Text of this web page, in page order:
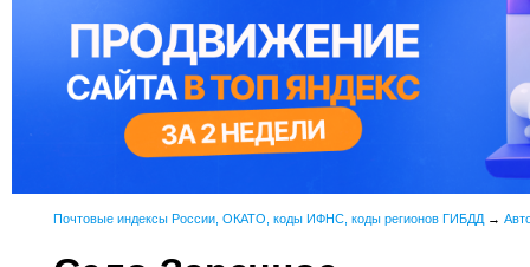
Почтовые индексы России, ОКАТО, коды ИФНС, коды регионов ГИБДД →